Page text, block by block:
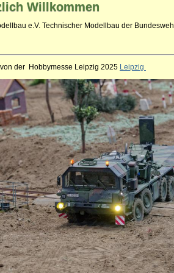
Willkommen
e.V. Technischer Modellbau der
der Hobbymesse Leipzig 2025 Leipzig